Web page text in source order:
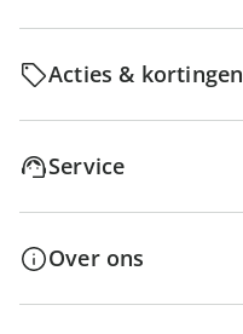
Acties & kortingen
Service
Over ons